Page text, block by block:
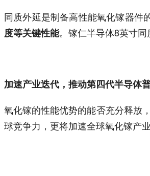
同质外延是制备高性能氧化镓器
度等关键性能。镓仁半导体8英寸
加速产业迭代，推动第四代半导体
氧化镓的性能优势的能否充分释放
球竞争力，更将加速全球氧化镓产